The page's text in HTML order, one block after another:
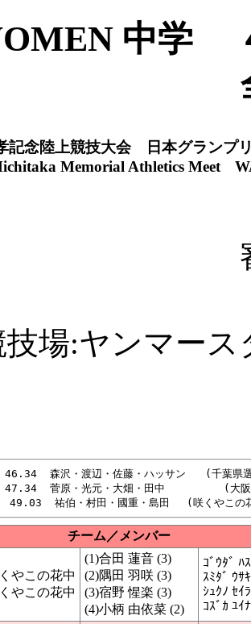
中学
記念陸上競技大会 日本グランプ
Memorial Athletics Meet
技場:ヤンマー
森沢・渡辺・佐藤・ハッサン   (千葉県
47.34  菅原・光元・大畑・田中　 　　　　(大
チーム／メンバー
やこの花中
やこの花中
(1)合田 蓮音 (3)
(2)隅田 羽咲 (3)
(3)宿野 惺楽 (3)
(4)小柄 由依菜 (2)
ｺﾞｳﾀﾞ ﾊ
ｽﾐﾀﾞ ｳｻｷ
ｼｭｸﾉ ｾｲﾗ
ｺｽﾞｶ ﾕｲﾅ